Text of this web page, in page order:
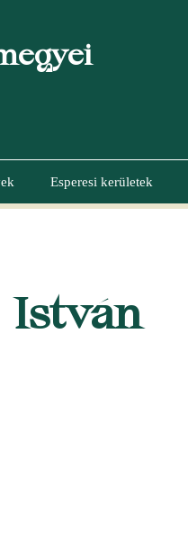
Esperesi kerületek